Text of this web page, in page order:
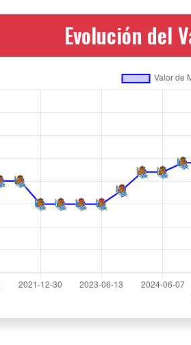
Evolución del